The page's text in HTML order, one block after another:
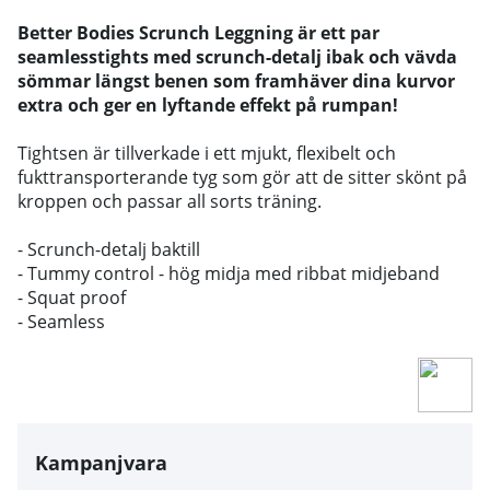
Better Bodies Scrunch Leggning är ett par
seamlesstights med scrunch-detalj ibak och vävda
sömmar längst benen som framhäver dina kurvor
extra och ger en lyftande effekt på rumpan!
Tightsen är tillverkade i ett mjukt, flexibelt och
fukttransporterande tyg som gör att de sitter skönt på
kroppen och passar all sorts träning.
- Scrunch-detalj baktill
- Tummy control - hög midja med ribbat midjeband
- Squat proof
- Seamless
Kampanjvara